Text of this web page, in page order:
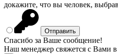
докажите, что вы человек, выбрав
Спасибо за Ваше сообщение!
Наш менеджер свяжется с Вами